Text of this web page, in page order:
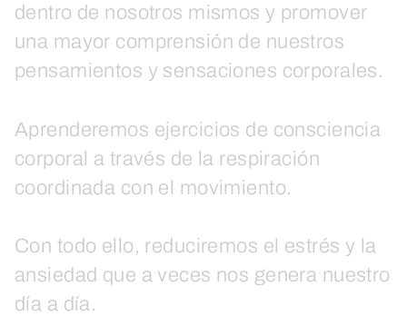
dentro de nosotros mismos y promover
una mayor comprensión de nuestros
pensamientos y sensaciones corporales.
Aprenderemos ejercicios de consciencia
corporal a través de la respiración
coordinada con el movimiento.
Con todo ello, reduciremos el estrés y la
ansiedad que a veces nos genera nuestro
día a día.